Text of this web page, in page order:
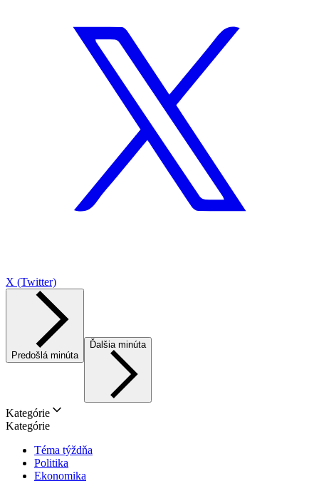
X (Twitter)
Predošlá minúta
Ďalšia minúta
Kategórie
Kategórie
Téma týždňa
Politika
Ekonomika